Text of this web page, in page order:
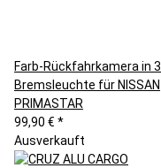
Farb-Rückfahrkamera in 3.
Bremsleuchte für NISSAN
PRIMASTAR
99,90 € *
Ausverkauft